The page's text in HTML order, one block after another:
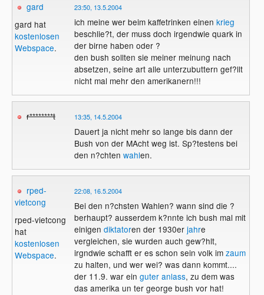
gard
gard hat
kostenlosen
Webspace.
23:50, 13.5.2004
ich meine wer beim kaffetrinken einen krieg
beschlie?t, der muss doch irgendwie quark in
der birne haben oder ?
den bush sollten sie meiner meinung nach
absetzen, seine art alle unterzubuttern gef?llt
nicht mal mehr den amerikanern!!!
r********t 13:35, 14.5.2004
Dauert ja nicht mehr so lange bis dann der
Bush von der MAcht weg ist. Sp?testens bei
den n?chten wahlen.
rped-
vietcong
rped-vietcong
hat
kostenlosen
Webspace.
22:08, 16.5.2004
Bei den n?chsten Wahlen? wann sind die ?
berhaupt? ausserdem k?nnte ich bush mal mit
einigen diktatoren der 1930er jahre
vergleichen, sie wurden auch gew?hlt,
irgndwie schafft er es schon sein volk im zaum
zu halten, und wer wei? was dann kommt....
der 11.9. war ein guter anlass, zu dem was
das amerika un ter george bush vor hat!